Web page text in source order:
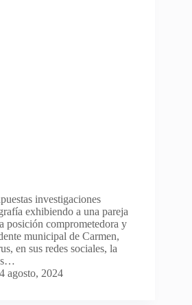
investigaciones
exhibiendo a una pareja
posición comprometedora y
municipal de Carmen,
en sus redes sociales, la
agosto, 2024